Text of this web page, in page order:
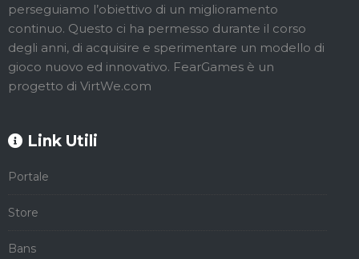
perseguiamo l’obiettivo di un miglioramento
continuo. Questo ci ha permesso durante il corso
degli anni, di acquisire e sperimentare un modello di
gioco nuovo ed innovativo. FearGames è un
progetto di VirtWe.com
Link Utili
Portale
Store
Bans